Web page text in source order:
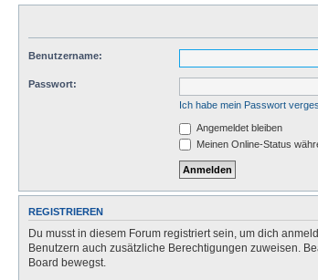
Benutzername:
Passwort:
Ich habe mein Passwort
Angemeldet bleiben
Meinen Online-Status
REGISTRIEREN
Du musst in diesem Forum registriert sein, um dich
Benutzern auch zusätzliche Berechtigungen zuweisen.
Board bewegst.